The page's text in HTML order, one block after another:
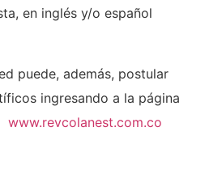
en inglés y/o español
puede, además, postular
ingresando a la página
www.revcolanest.com.co